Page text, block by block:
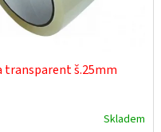
transparent š.25mm
Skladem